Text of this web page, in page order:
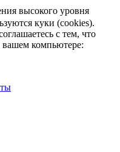
высокого уровня
куки (cookies).
с тем, что
вашем компьютере: